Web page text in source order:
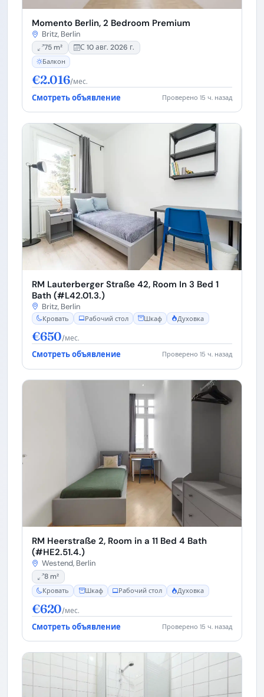
Momento Berlin, 2 Bedroom Premium
Britz, Berlin
75 m² С 10 авг. 2026 г.
Балкон
€2.016/мес.
Смотреть объявление Проверено 15 ч. назад
RM Lauterberger Straße 42, Room In 3 Bed 1
Bath (#L42.01.3.)
Britz, Berlin
Кровать Рабочий стол Шкаф Духовка
€650/мес.
Смотреть объявление Проверено 15 ч. назад
RM Heerstraße 2, Room in a 11 Bed 4 Bath
(#HE2.51.4.)
Westend, Berlin
8 m²
Кровать Шкаф Рабочий стол Духовка
€620/мес.
Смотреть объявление Проверено 15 ч. назад